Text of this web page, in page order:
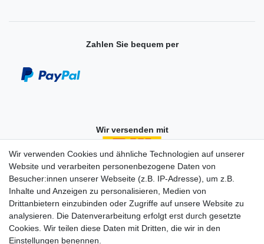
Zahlen Sie bequem per
Wir versenden mit
Einkaufen
Zahlungsarten
Versandarten & -kosten
Widerrufsrecht
Warenkorb
Wir verwenden Cookies und ähnliche Technologien auf unserer
Website und verarbeiten personenbezogene Daten von
Besucher:innen unserer Webseite (z.B. IP-Adresse), um z.B.
Inhalte und Anzeigen zu personalisieren, Medien von
Drittanbietern einzubinden oder Zugriffe auf unsere Website zu
analysieren. Die Datenverarbeitung erfolgt erst durch gesetzte
Cookies. Wir teilen diese Daten mit Dritten, die wir in den
Einstellungen benennen.